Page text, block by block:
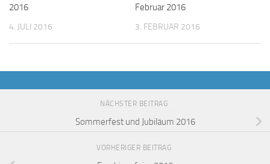
2016
4. JULI 2016
Februar 2016
3. FEBRUAR 2016
NÄCHSTER BEITRAG
Sommerfest und Jubiläum 2016
VORHERIGER BEITRAG